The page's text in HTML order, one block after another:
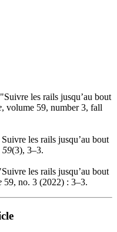
les rails jusqu’au bout
, volume 59, number 3, fall
les rails jusqu’au bout
59(3), 3–3.
les rails jusqu’au bout
59, no. 3 (2022) : 3–3.